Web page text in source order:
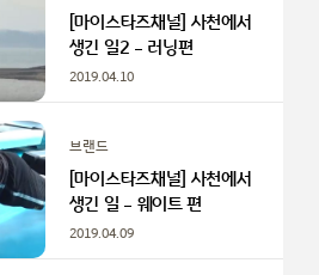
[마이스타즈채널] 사천에서
생긴 일2 – 러닝편
2019.04.10
브랜드
[마이스타즈채널] 사천에서
생긴 일 – 웨이트 편
2019.04.09